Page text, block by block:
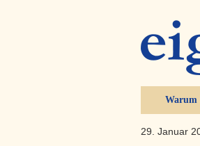
Warum
29. Januar